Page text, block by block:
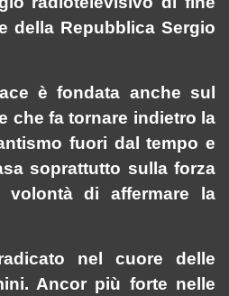
della Repubblica Sergio
è fondata anche sul
che fa tornare indietro la
fuori dal tempo e
soprattutto sulla forza
volontà di affermare la
nel cuore delle
Ancor più forte nelle